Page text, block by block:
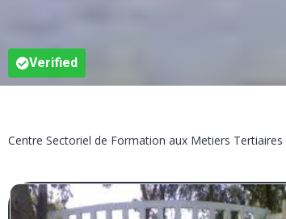
Verified
Centre Sectoriel de Formation aux Metiers